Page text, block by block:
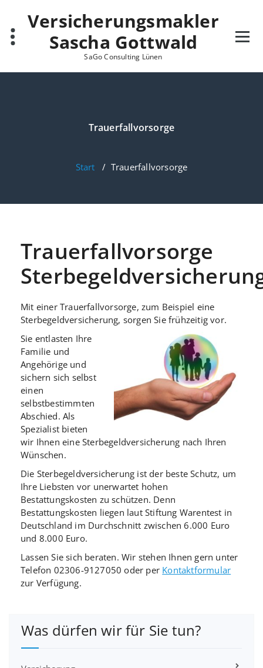
springenVersicherungsmakler
Sascha Gottwald
SaGo Consulting Lünen
Trauerfallvorsorge
Start / Trauerfallvorsorge
Trauerfallvorsorge
Mit einer Trauerfallvorsorge, zum Beispiel eine
Sterbegeldversicherung, sorgen Sie frühzeitig vor.
Sie entlasten Ihre
Familie und
Angehörige und
sichern sich selbst
einen
selbstbestimmten
Abschied. Als
Spezialist bieten
wir Ihnen eine Sterbegeldversicherung nach Ihren
Wünschen.
Die Sterbegeldversicherung ist der beste Schutz, um
Ihre Liebsten vor unerwartet hohen
Bestattungskosten zu schützen. Denn
Bestattungskosten liegen laut Stiftung Warentest in
Deutschland im Durchschnitt zwischen 6.000 Euro
und 8.000 Euro.
Lassen Sie sich beraten. Wir stehen Ihnen gern unter
Telefon 02306-9127050 oder per Kontaktformular
zur Verfügung.
Was dürfen wir für Sie tun?